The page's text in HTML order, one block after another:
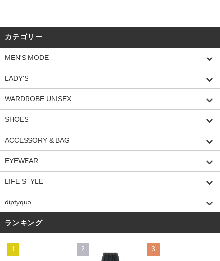
カテゴリー
MEN'S MODE
LADY'S
WARDROBE UNISEX
SHOES
ACCESSORY & BAG
EYEWEAR
LIFE STYLE
diptyque
ランキング
1 2 3